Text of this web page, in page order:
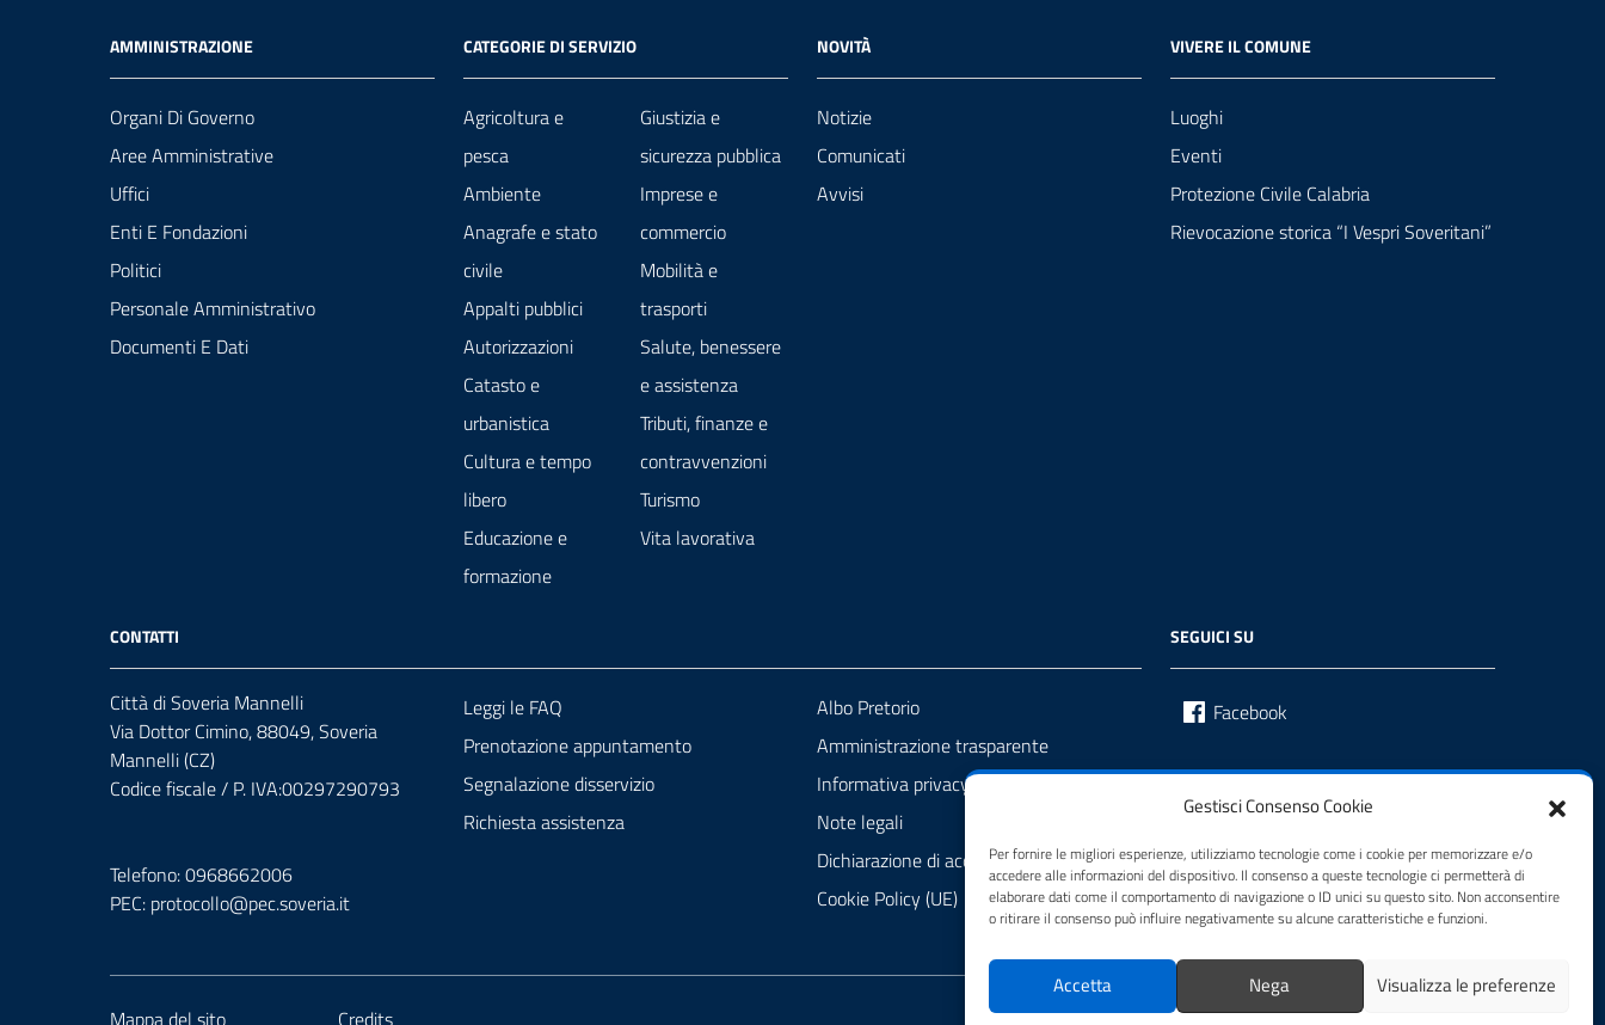
Gestisci Consenso Cookie
Per fornire le migliori esperienze, utilizziamo tecnologie come i cookie per memorizzare e/o
accedere alle informazioni del dispositivo. Il consenso a queste tecnologie ci permetterà di
elaborare dati come il comportamento di navigazione o ID unici su questo sito. Non acconsentire
o ritirare il consenso può influire negativamente su alcune caratteristiche e funzioni.
Accetta Nega Visualizza le preferenze
AMMINISTRAZIONE
Organi Di Governo
Aree Amministrative
Uffici
Enti E Fondazioni
Politici
Personale Amministrativo
Documenti E Dati
CATEGORIE DI SERVIZIO
Agricoltura e
pesca
Ambiente
Anagrafe e stato
civile
Appalti pubblici
Autorizzazioni
Catasto e
urbanistica
Cultura e tempo
libero
Educazione e
formazione
Giustizia e
sicurezza pubblica
Imprese e
commercio
Mobilità e
trasporti
Salute, benessere
e assistenza
Tributi, finanze e
contravvenzioni
Turismo
Vita lavorativa
NOVITÀ
Notizie
Comunicati
Avvisi
VIVERE IL COMUNE
Luoghi
Eventi
Protezione Civile Calabria
Rievocazione storica “I Vespri Soveritani”
CONTATTI
Città di Soveria Mannelli
Via Dottor Cimino, 88049, Soveria
Mannelli (CZ)
Codice fiscale / P. IVA:00297290793
Telefono: 0968662006
PEC: protocollo@pec.soveria.it
Leggi le FAQ
Prenotazione appuntamento
Segnalazione disservizio
Richiesta assistenza
Albo Pretorio
Amministrazione trasparente
Informativa privacy
Note legali
Dichiarazione di accessibilità
Cookie Policy (UE)
SEGUICI SU
Facebook